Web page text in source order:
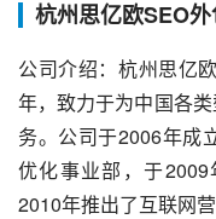
杭州思亿欧SEO外
公司介绍：杭州思亿
年，致力于为中国各
务。公司于2006年成
优化事业部，于2009
2010年推出了互联网